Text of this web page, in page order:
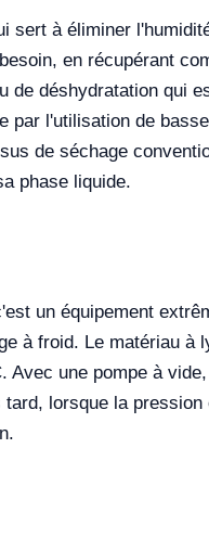
sert à éliminer
en récupérant
de déshydratation qui
par l'utilisation de
de séchage
phase liquide.
un équipement
à froid. Le matériau à
Avec une pompe à
lorsque la pression